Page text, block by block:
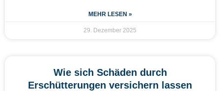
MEHR LESEN »
29. Dezember 2025
Wie sich Schäden durch
Erschütterungen versichern lassen